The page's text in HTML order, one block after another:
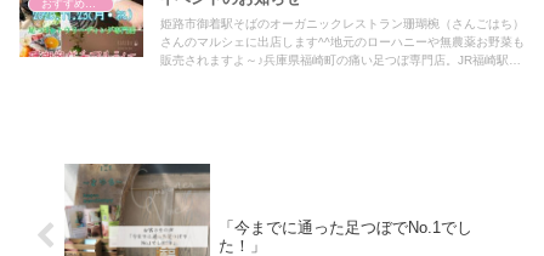
おすすめアイテム
姫路市御着駅そばのオーガニックレストラン珊瑚椀（さんごはち）
さんのマルシェに出店します^^地元のローハニーや無農薬お野菜も
販売されますよ～♪兵庫県福崎町の痛い足つぼ専門店。JR福崎駅近
「今までに通った足つぼでNo.1でし
た！」